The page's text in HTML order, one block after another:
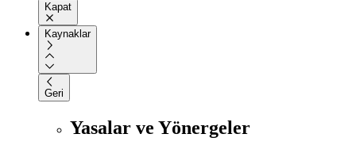
Kapat
Kaynaklar
Geri
Yasalar ve Yönergeler